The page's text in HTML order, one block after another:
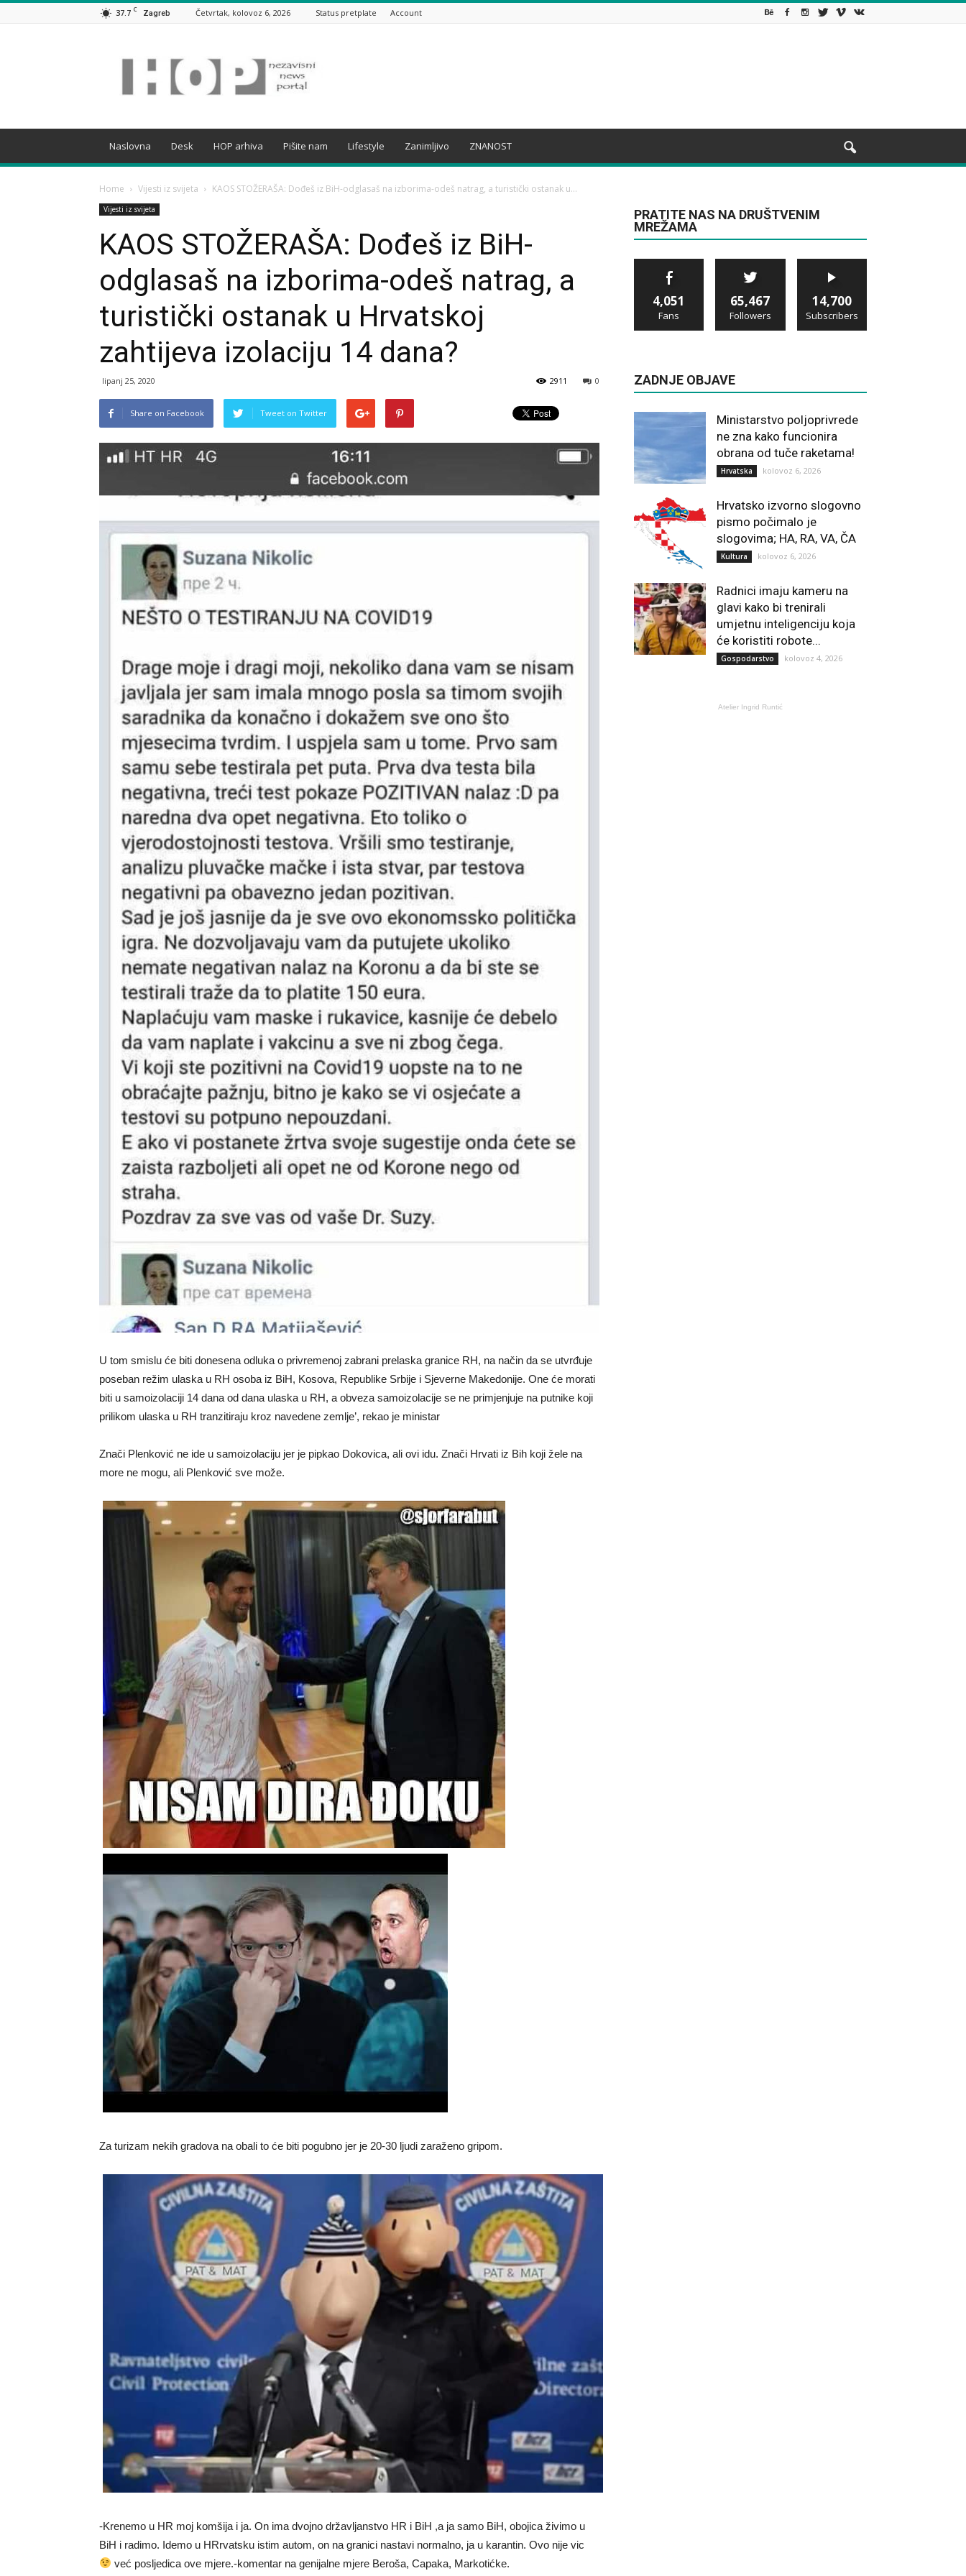
37.7 C Zagreb Četvrtak, kolovoz 6, 2026 Status pretplate Account
Naslovna Desk HOP arhiva Pišite nam Lifestyle Zanimljivo ZNANOST
Home Vijesti iz svijeta KAOS STOŽERAŠA: Dođeš iz BiH-odglasaš na izborima-odeš natrag, a turistički ostanak u...
Vijesti iz svijeta
KAOS STOŽERAŠA: Dođeš iz BiH-
odglasaš na izborima-odeš natrag, a
turistički ostanak u Hrvatskoj
zahtijeva izolaciju 14 dana?
lipanj 25, 2020 0
2911
Share on Facebook Tweet on Twitter
U tom smislu će biti donesena odluka o privremenoj zabrani prelaska granice RH, na način da se utvrđuje
poseban režim ulaska u RH osoba iz BiH, Kosova, Republike Srbije i Sjeverne Makedonije. One će morati
biti u samoizolaciji 14 dana od dana ulaska u RH, a obveza samoizolacije se ne primjenjuje na putnike koji
prilikom ulaska u RH tranzitiraju kroz navedene zemlje’, rekao je ministar
Znači Plenković ne ide u samoizolaciju jer je pipkao Dokovica, ali ovi idu. Znači Hrvati iz Bih koji žele na
more ne mogu, ali Plenković sve može.
Za turizam nekih gradova na obali to će biti pogubno jer je 20-30 ljudi zaraženo gripom.
-Krenemo u HR moj komšija i ja. On ima dvojno državljanstvo HR i BiH ,a ja samo BiH, obojica živimo u
BiH i radimo. Idemo u HRrvatsku istim autom, on na granici nastavi normalno, ja u karantin. Ovo nije vic
već posljedica ove mjere.-komentar na genijalne mjere Beroša, Capaka, Markotićke.
PRATITE NAS NA DRUŠTVENIM
MREŽAMA
4,051
Fans
65,467
Followers
14,700
Subscribers
ZADNJE OBJAVE
Ministarstvo poljoprivrede
ne zna kako funcionira
obrana od tuče raketama!
Hrvatska kolovoz 6, 2026
Hrvatsko izvorno slogovno
pismo počimalo je
slogovima; HA, RA, VA, ČA
Kultura kolovoz 6, 2026
Radnici imaju kameru na
glavi kako bi trenirali
umjetnu inteligenciju koja
će koristiti robote...
Gospodarstvo kolovoz 4, 2026
Atelier Ingrid Runtić